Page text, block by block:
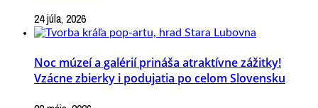
24 júla, 2026
Noc múzeí a galérií prináša atraktívne zážitky!
Vzácne zbierky i podujatia po celom Slovensku